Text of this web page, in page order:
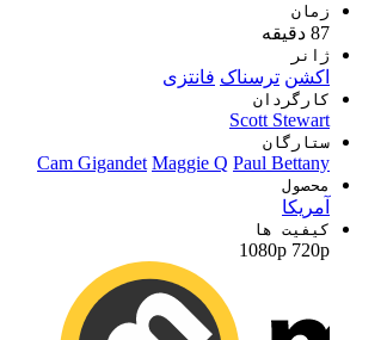
زمان
87 دقیقه
ژانر
اکشن ترسناک فانتزی
کارگردان
Scott Stewart
ستارگان
Cam Gigandet Maggie Q Paul Bettany
محصول
آمریکا
کیفیت ها
1080p 720p